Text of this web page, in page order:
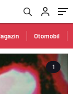
Otomobil
1